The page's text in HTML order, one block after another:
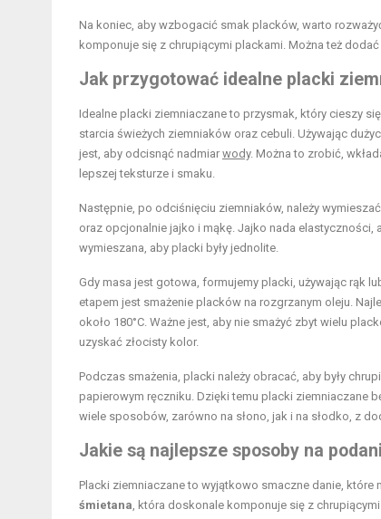
Na koniec, aby wzbogacić smak placków, warto
komponuje się z chrupiącymi plackami. Można też
Jak przygotować idealne placki
Idealne placki ziemniaczane to przysmak, który cieszy
starcia świeżych ziemniaków oraz cebuli. Używając
jest, aby odcisnąć nadmiar wody. Można to zrobić,
lepszej teksturze i smaku.
Następnie, po odciśnięciu ziemniaków, należy
oraz opcjonalnie jajko i mąkę. Jajko nada elastyczności,
wymieszana, aby placki były jednolite.
Gdy masa jest gotowa, formujemy placki, używając rąk
etapem jest smażenie placków na rozgrzanym oleju.
około 180°C. Ważne jest, aby nie smażyć zbyt wielu
uzyskać złocisty kolor.
Podczas smażenia, placki należy obracać, aby były
papierowym ręczniku. Dzięki temu placki ziemniaczane
wiele sposobów, zarówno na słono, jak i na słodko, z
Jakie są najlepsze sposoby na
Placki ziemniaczane to wyjątkowo smaczne danie,
śmietana, która doskonale komponuje się z